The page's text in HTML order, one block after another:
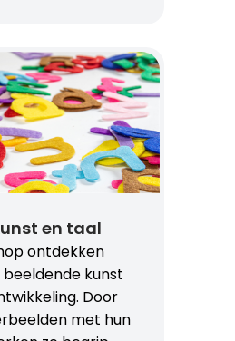
en taal
ontdekken
kunst
Door
met hun